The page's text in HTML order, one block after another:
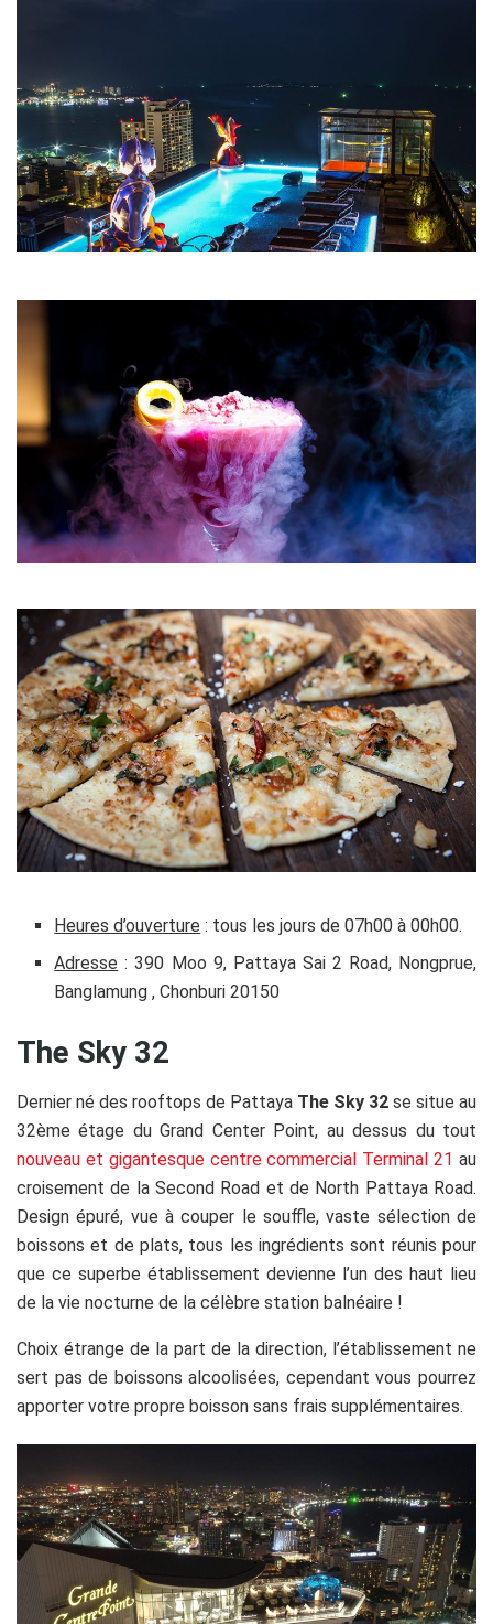
Heures d’ouverture : tous les jours de 07h00 à 00h00.
Adresse : 390 Moo 9, Pattaya Sai 2 Road, Nongprue,
Banglamung , Chonburi 20150
The Sky 32
Dernier né des rooftops de Pattaya The Sky 32 se situe au
32ème étage du Grand Center Point, au dessus du tout
nouveau et gigantesque centre commercial Terminal 21 au
croisement de la Second Road et de North Pattaya Road.
Design épuré, vue à couper le souffle, vaste sélection de
boissons et de plats, tous les ingrédients sont réunis pour
que ce superbe établissement devienne l’un des haut lieu
de la vie nocturne de la célèbre station balnéaire !
Choix étrange de la part de la direction, l’établissement ne
sert pas de boissons alcoolisées, cependant vous pourrez
apporter votre propre boisson sans frais supplémentaires.